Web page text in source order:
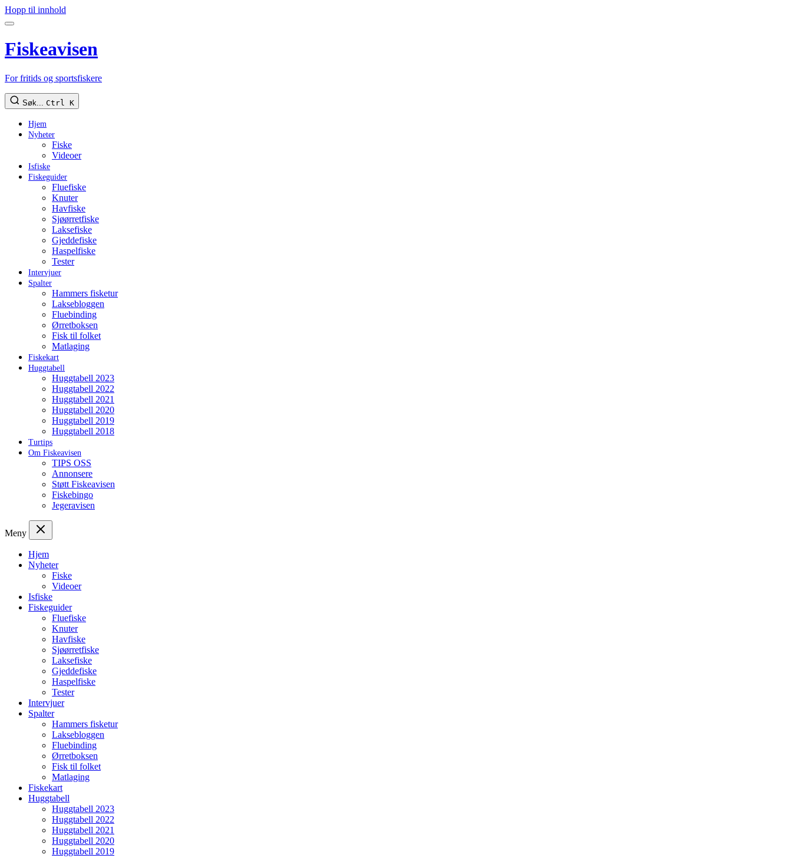
Hopp til innhold
Fiskeavisen
For fritids og sportsfiskere
Søk... Ctrl K
Hjem
Nyheter
Fiske
Videoer
Isfiske
Fiskeguider
Fluefiske
Knuter
Havfiske
Sjøørretfiske
Laksefiske
Gjeddefiske
Haspelfiske
Tester
Intervjuer
Spalter
Hammers fisketur
Laksebloggen
Fluebinding
Ørretboksen
Fisk til folket
Matlaging
Fiskekart
Huggtabell
Huggtabell 2023
Huggtabell 2022
Huggtabell 2021
Huggtabell 2020
Huggtabell 2019
Huggtabell 2018
Turtips
Om Fiskeavisen
TIPS OSS
Annonsere
Støtt Fiskeavisen
Fiskebingo
Jegeravisen
Meny
Hjem
Nyheter
Fiske
Videoer
Isfiske
Fiskeguider
Fluefiske
Knuter
Havfiske
Sjøørretfiske
Laksefiske
Gjeddefiske
Haspelfiske
Tester
Intervjuer
Spalter
Hammers fisketur
Laksebloggen
Fluebinding
Ørretboksen
Fisk til folket
Matlaging
Fiskekart
Huggtabell
Huggtabell 2023
Huggtabell 2022
Huggtabell 2021
Huggtabell 2020
Huggtabell 2019